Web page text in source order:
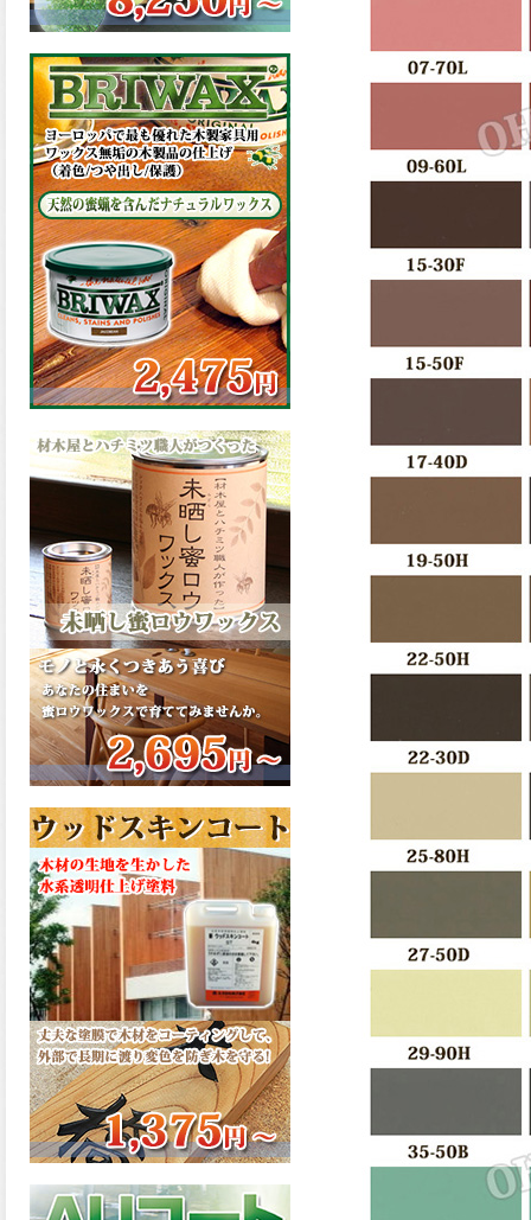
ーフSiが新しく販売開始致し
ました。ご購入はこちらか
ら。
2026.03.11
緻密で強靭な無機系塗膜と、
汚れを降雨で洗い流す親水性
の表面効果により優れた低汚
染性を発揮、エスケープレミ
アム無機ルーフが新しく販売
開始致しました。ご購入はこ
ちらから。
2026.03.09
ハケ塗りでの伸びが良く作業
性と仕上がりに優れた合成樹
脂調合ペイント、SDホルスF4
が新しく販売開始致しまし
た。ご購入はこちらから。
2026.03.06
ファインウレタンの使いやす
さで、低汚染形。塗料用シン
ナーで希釈できる、使いやす
さを追求したウレタン樹脂エ
ナメル、低汚染形ファインウ
レタンU100が新しく販売開始
致しました。ご購入はこちら
から。
2026.03.05
ファインウレタンの使いやす
さで、弾性形。塗料用シンナ
ーで希釈できる、使いやすさ
を追求したウレタン樹脂エナ
メル、弾性ファインウレタン
した。ご購入はこちらから。
2026.03.04
長年ご愛顧いただいている
「ラッカー塗料」に抗ウイル
ス機能を追加しバージョンア
ップ、UAV-78700 クリヤーラ
ッカー・ハイフラットが新し
く販売開始致しました。ご購
入はこちらから。
2026.03.03
木の素材感はそのまま活か
し、汚れや日焼け・黄ばみを
防ぐことができる、白木肌2が
新しく販売開始致しました。
2026.03.03